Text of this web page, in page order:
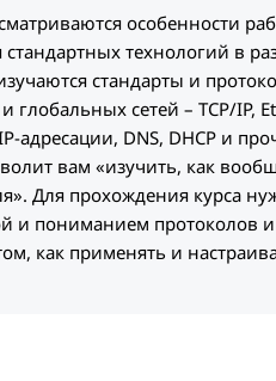
особенности
стандартных технологий в
стандарты и
глобальных сетей – TCP/IP,
адресации, DNS, DHCP и
вам «изучить, как
Для прохождения курса
и пониманием протоколов
как применять и